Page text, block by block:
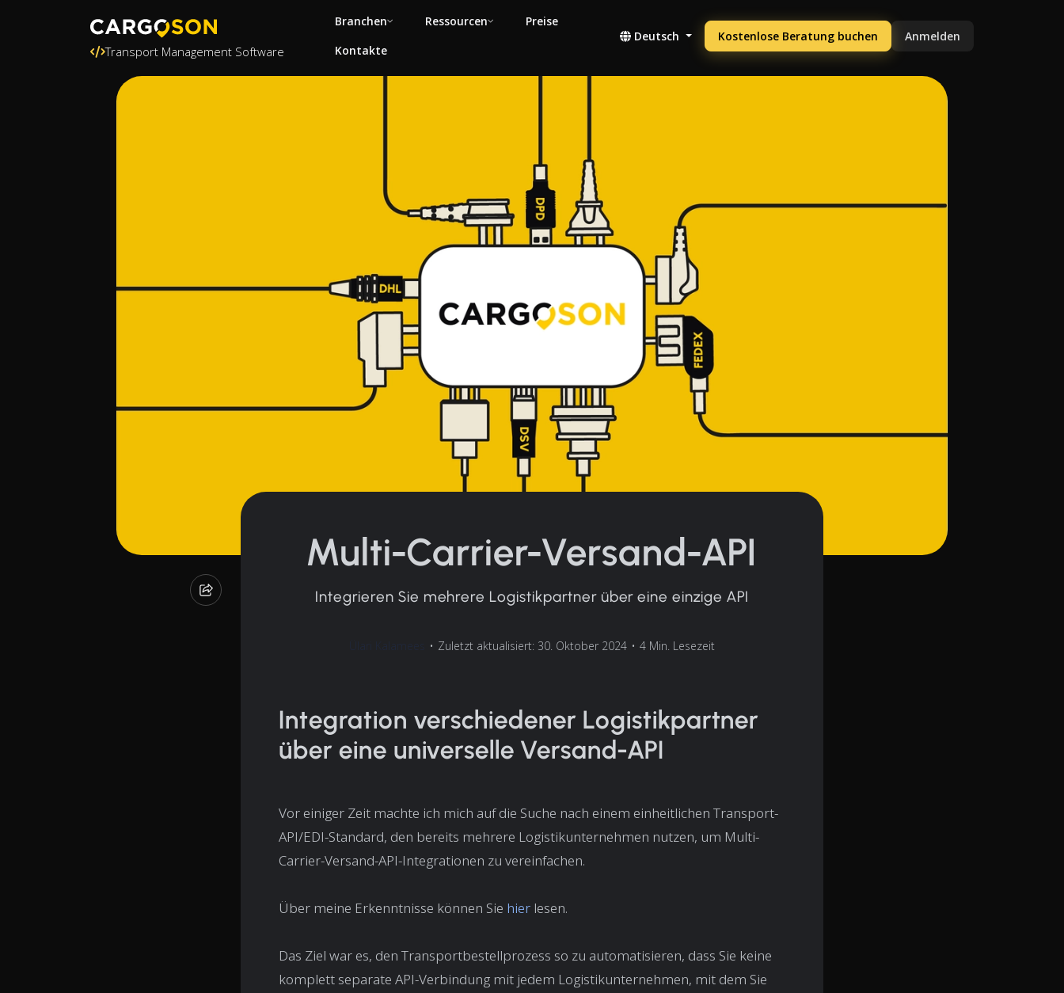
Transport Management Software
Branchen Ressourcen
Preise
Kontakte
Deutsch Kostenlose Beratung buchen Anmelden
Multi-Carrier-Versand-API
Integrieren Sie mehrere Logistikpartner über eine einzige API
• Zuletzt aktualisiert: 30. Oktober 2024 • 4 Min. Lesezeit
Integration verschiedener Logistikpartner
über eine universelle Versand-API
Vor einiger Zeit machte ich mich auf die Suche nach einem einheitlichen Transport-
API/EDI-Standard, den bereits mehrere Logistikunternehmen nutzen, um Multi-
Carrier-Versand-API-Integrationen zu vereinfachen.
Über meine Erkenntnisse können Sie hier lesen.
Das Ziel war es, den Transportbestellprozess so zu automatisieren, dass Sie keine
komplett separate API-Verbindung mit jedem Logistikunternehmen, mit dem Sie